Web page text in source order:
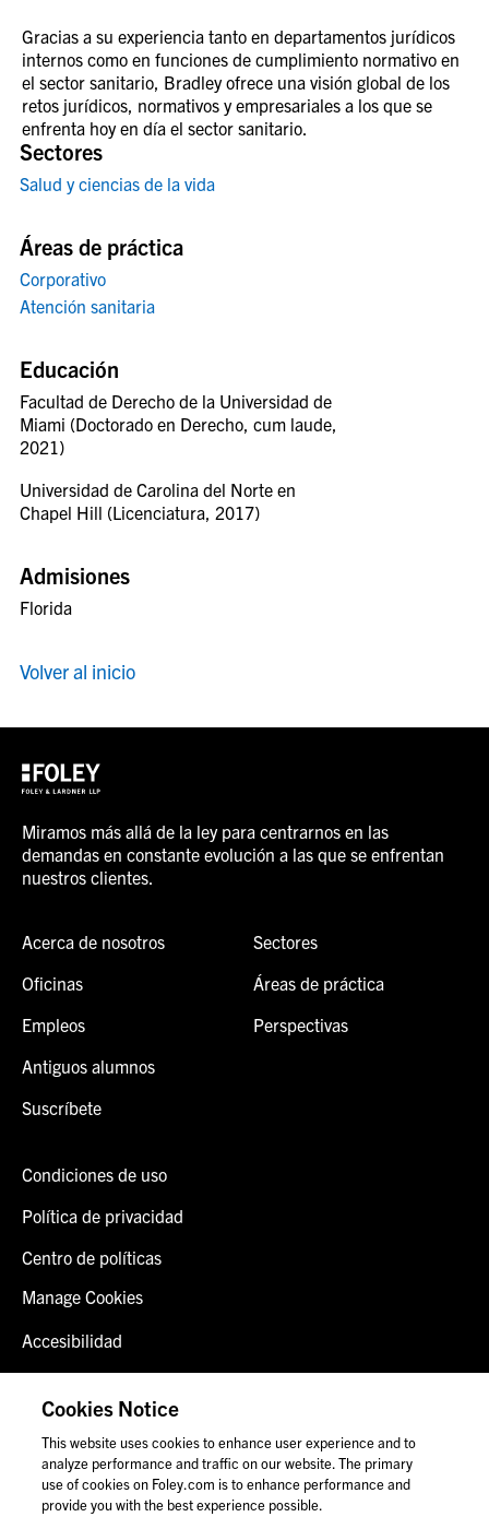
Sectores
Salud y ciencias de la vida
Áreas de práctica
Corporativo
Atención sanitaria
Educación
Facultad de Derecho de la Universidad de
Miami (Doctorado en Derecho, cum laude,
2021)
Universidad de Carolina del Norte en
Chapel Hill (Licenciatura, 2017)
Admisiones
Florida
Volver al inicio
Gracias a su experiencia tanto en departamentos jurídicos
internos como en funciones de cumplimiento normativo en
el sector sanitario, Bradley ofrece una visión global de los
retos jurídicos, normativos y empresariales a los que se
enfrenta hoy en día el sector sanitario.
Miramos más allá de la ley para centrarnos en las
demandas en constante evolución a las que se enfrentan
nuestros clientes.
Acerca de nosotros
Oficinas
Empleos
Antiguos alumnos
Suscríbete
Sectores
Áreas de práctica
Perspectivas
Condiciones de uso
Política de privacidad
Centro de políticas
Manage Cookies
Accesibilidad
Contáctenos
Cookies Notice
This website uses cookies to enhance user experience and to
analyze performance and traffic on our website. The primary
use of cookies on Foley.com is to enhance performance and
provide you with the best experience possible.